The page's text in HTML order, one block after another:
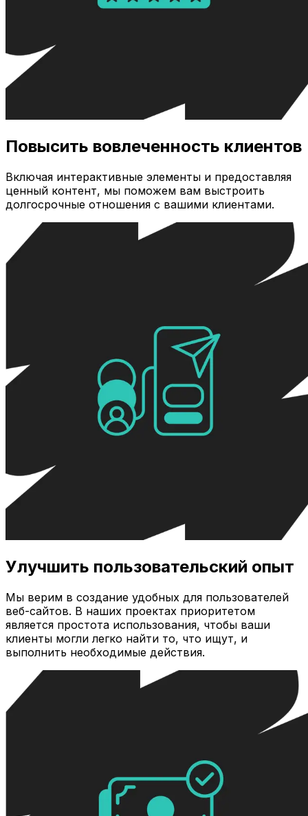
Повысить вовлеченность клиентов
Включая интерактивные элементы и предоставляя
ценный контент, мы поможем вам выстроить
долгосрочные отношения с вашими клиентами.
Улучшить пользовательский опыт
Мы верим в создание удобных для пользователей
веб-сайтов. В наших проектах приоритетом
является простота использования, чтобы ваши
клиенты могли легко найти то, что ищут, и
выполнить необходимые действия.